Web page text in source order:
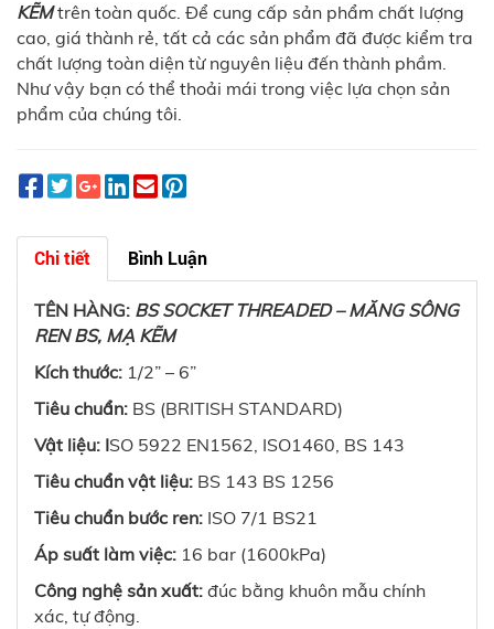
KẼMtrên toàn quốc. Để cung cấp sản phẩm chất lượng
cao, giá thành rẻ, tất cả các sản phẩm đã được kiểm tra
chất lượng toàn diện từ nguyên liệu đến thành phầm.
Như vậy bạn có thể thoải mái trong việc lựa chọn sản
phẩm của chúng tôi.
Chi tiết Bình Luận
TÊN HÀNG: BS SOCKET THREADED – MĂNG SÔNG
REN BS, MẠ KẼM
Kích thước: 1/2” – 6”
Tiêu chuẩn: BS (BRITISH STANDARD)
Vật liệu: ISO 5922 EN1562, ISO1460, BS 143
Tiêu chuẩn vật liệu: BS 143 BS 1256
Tiêu chuẩn bước ren: ISO 7/1 BS21
Áp suất làm việc: 16 bar (1600kPa)
Công nghệ sản xuất: đúc bằng khuôn mẫu chính
xác, tự động.